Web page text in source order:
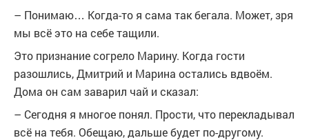
– Понимаю… Когда-то я сама так бегала. Может, зря
мы всё это на себе тащили.
Это признание согрело Марину. Когда гости
разошлись, Дмитрий и Марина остались вдвоём.
Дома он сам заварил чай и сказал:
– Сегодня я многое понял. Прости, что перекладывал
всё на тебя. Обещаю, дальше будет по-другому.